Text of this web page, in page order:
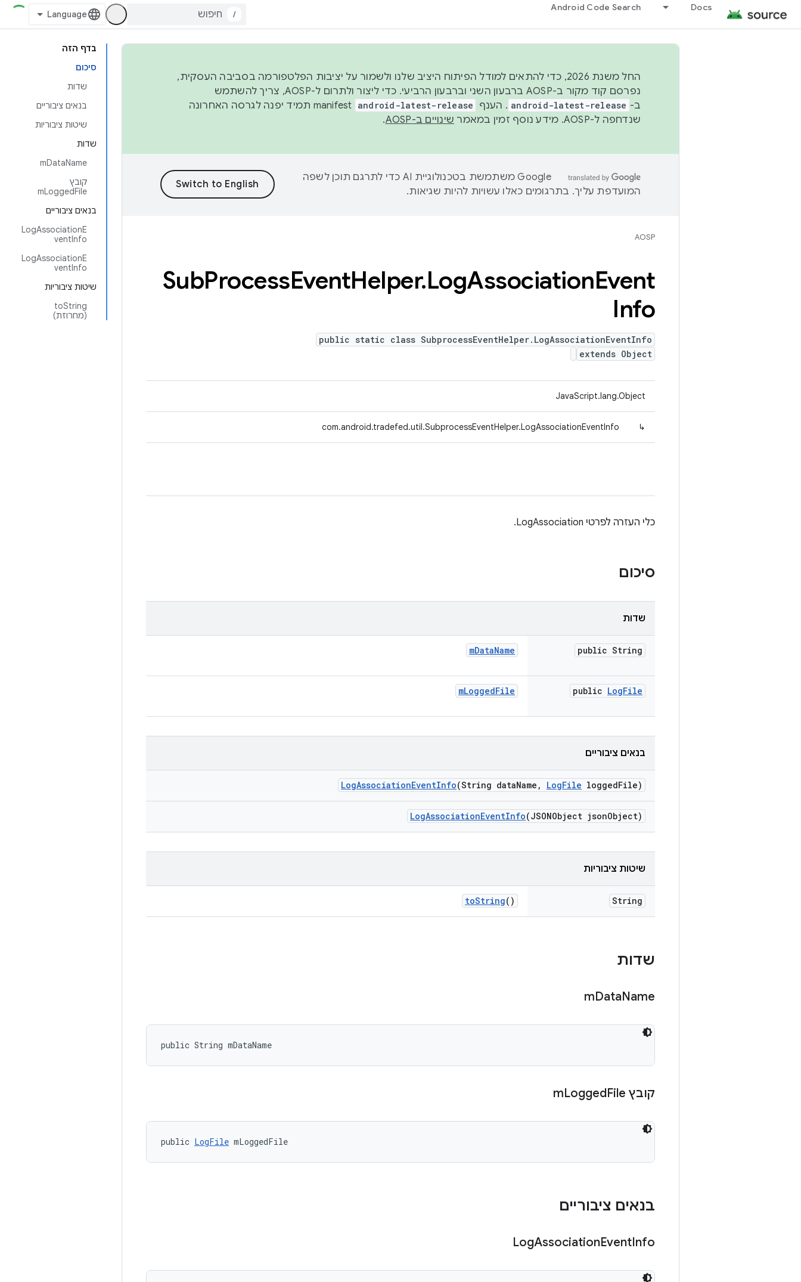
Docs
Android Code Search
/
בדף הזה
סיכום
שדות
בנאים ציבוריים
שיטות ציבוריות
שדות
mDataName
קובץ
mLoggedFile
בנאים ציבוריים
LogAssociationE
ventInfo
LogAssociationE
ventInfo
שיטות ציבוריות
toString
(מחרוזת)
החל משנת 2026, כדי להתאים למודל הפיתוח היציב שלנו ולשמור על יציבות הפלטפורמה בסביבה העסקית,
נפרסם קוד מקור ב-AOSP ברבעון השני וברבעון הרביעי. כדי ליצור ולתרום ל-AOSP, צריך להשתמש
ב- android-latest-release . הענף android-latest-release
manifest תמיד יפנה לגרסה האחרונה
שנדחפה ל-AOSP. מידע נוסף זמין במאמר
שינויים ב-AOSP .
‫Google משתמשת בטכנולוגיית AI כדי לתרגם תוכן לשפה
המועדפת עליך. בתרגומים כאלו עשויות להיות שגיאות.
AOSP
SubProcessEventHelper.LogAssociationEvent
Info
public static class SubprocessEventHelper.LogAssociationEventInfo
extends Object
JavaScript.lang.Object
↳
com.android.tradefed.util.SubprocessEventHelper.LogAssociationEventInfo
כלי העזרה לפרטי LogAssociation.
סיכום
שדות
public String
mDataName
public LogFile
mLoggedFile
בנאים ציבוריים
LogAssociationEventInfo(String dataName , LogFile loggedFile)
LogAssociationEventInfo(JSONObject jsonObject)
שיטות ציבוריות
String
toString()
שדות
mDataName
public String mDataName
קובץ m LoggedFile
public LogFile mLoggedFile
בנאים ציבוריים
LogAssociationEventInfo